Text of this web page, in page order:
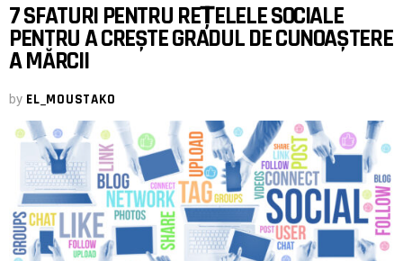
7 SFATURI PENTRU REȚELELE SOCIALE
PENTRU A CREȘTE GRADUL DE CUNOAȘTERE
A MĂRCII
by EL_MOUSTAKO